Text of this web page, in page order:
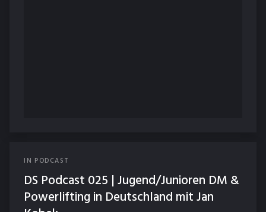
IN PODCAST
DS Podcast 025 | Jugend/Junioren DM &
Powerlifting in Deutschland mit Jan